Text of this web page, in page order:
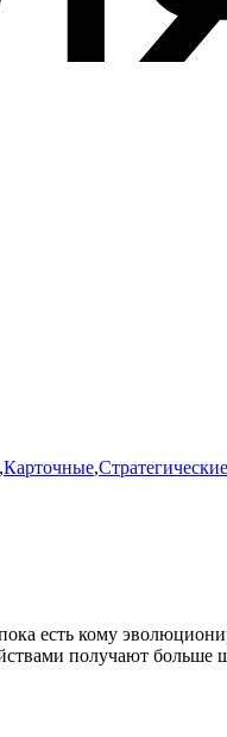
,Карточные,Стратегические
есть кому
получают